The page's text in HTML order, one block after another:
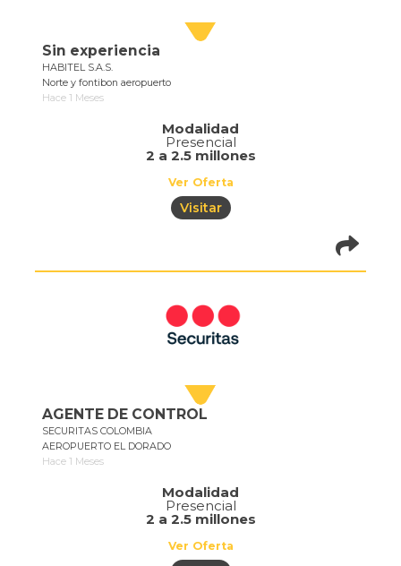
Sin experiencia
HABITEL S.A.S.
Norte y fontibon aeropuerto
Hace 1 Meses
Modalidad
Presencial
2 a 2.5 millones
Ver Oferta
Visitar
of=1073
AGENTE DE CONTROL
SECURITAS COLOMBIA
AEROPUERTO EL DORADO
Hace 1 Meses
Modalidad
Presencial
2 a 2.5 millones
Ver Oferta